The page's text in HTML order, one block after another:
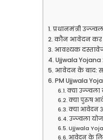
प्रधानमंत्री
कौन आवेदन कर
आवश्यक
Ujjwala Yojana
आवेदन के बाद:
PM Ujjwala
क्या उज्ज्वला
क्या पुरुष
क्या आवेदन
उज्ज्वला
Ujjwala
आवेदन के